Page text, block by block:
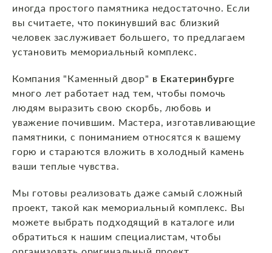
иногда простого памятника недостаточно. Если
вы считаете, что покинувший вас близкий
человек заслуживает большего, то предлагаем
установить мемориальный комплекс.
Компания "Каменный двор" в Екатеринбурге
много лет работает над тем, чтобы помочь
людям выразить свою скорбь, любовь и
уважение почившим. Мастера, изготавливающие
памятники, с пониманием относятся к вашему
горю и стараются вложить в холодный камень
ваши теплые чувства.
Мы готовы реализовать даже самый сложный
проект, такой как мемориальный комплекс. Вы
можете выбрать подходящий в каталоге или
обратиться к нашим специалистам, чтобы